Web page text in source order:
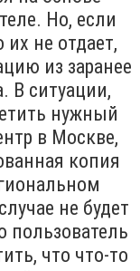
Но, если
их не отдает,
из заранее
В ситуации,
нужный
в Москве,
копия
не будет
пользователь
что что-то